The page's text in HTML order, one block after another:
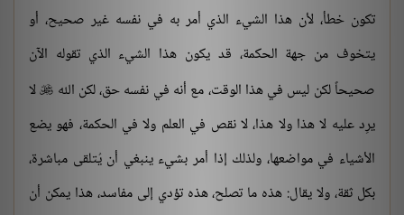
تكون خطأ، لأن هذا الشيء الذي أمر به في نفسه غير صحيح، أو
يتخوف من جهة الحكمة، قد يكون هذا الشيء الذي تقوله الآن
صحيحاً لكن ليس في هذا الوقت، مع أنه في نفسه حق، لكن الله لا
يرِد عليه لا هذا ولا هذا، لا نقص في العلم ولا في الحكمة، فهو يضع
الأشياء في مواضعها، ولذلك إذا أمر بشيء ينبغي أن يُتلقى مباشرة،
بكل ثقة، ولا يقال: هذه ما تصلح، هذه تؤدي إلى مفاسد، هذا يمكن أن